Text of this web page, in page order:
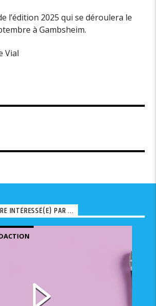
l’édition 2025 qui se déroulera le
à Gambsheim.
Vial
INTÉRESSÉ(E) PAR ...